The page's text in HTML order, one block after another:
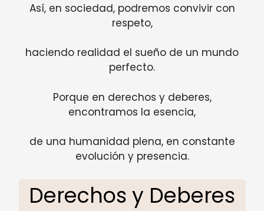
Así, en sociedad, podremos convivir con
respeto,
haciendo realidad el sueño de un mundo
perfecto.
Porque en derechos y deberes,
encontramos la esencia,
de una humanidad plena, en constante
evolución y presencia.
Derechos y Deberes